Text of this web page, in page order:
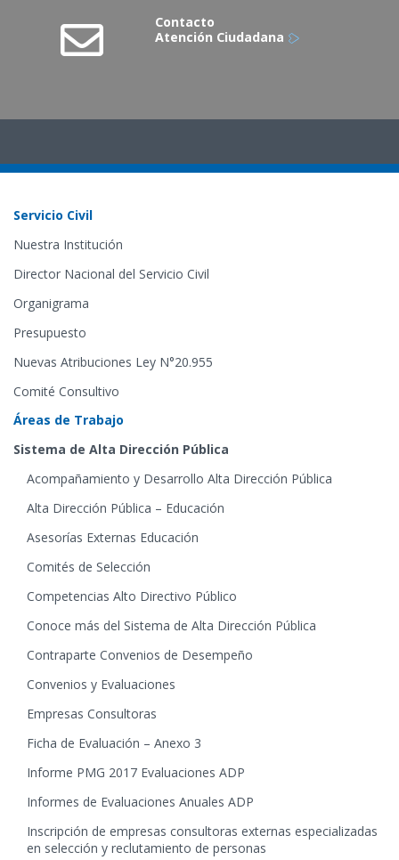
Contacto
Atención Ciudadana
Servicio Civil
Nuestra Institución
Director Nacional del Servicio Civil
Organigrama
Presupuesto
Nuevas Atribuciones Ley N°20.955
Comité Consultivo
Áreas de Trabajo
Sistema de Alta Dirección Pública
Acompañamiento y Desarrollo Alta Dirección Pública
Alta Dirección Pública – Educación
Asesorías Externas Educación
Comités de Selección
Competencias Alto Directivo Público
Conoce más del Sistema de Alta Dirección Pública
Contraparte Convenios de Desempeño
Convenios y Evaluaciones
Empresas Consultoras
Ficha de Evaluación – Anexo 3
Informe PMG 2017 Evaluaciones ADP
Informes de Evaluaciones Anuales ADP
Inscripción de empresas consultoras externas especializadas
en selección y reclutamiento de personas